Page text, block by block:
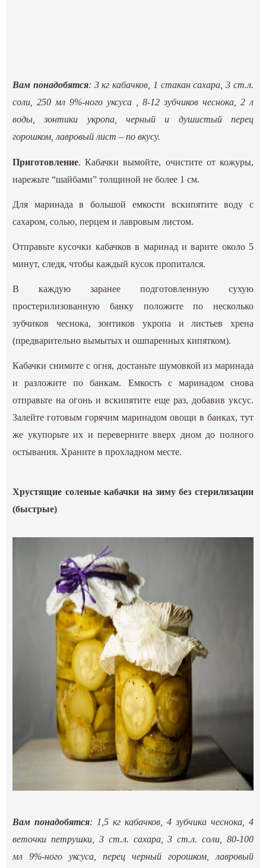
Вам понадобятся: 3 кг кабачков, 1 стакан сахара, 3 ст.л.
соли, 250 мл 9%-ного уксуса , 8-12 зубчиков чеснока, 2 л
воды, зонтики укропа, черный и душистый перец
горошком, лавровый лист – по вкусу.
Приготовление. Кабачки вымойте, очистите от кожуры,
нарежьте “шайбами” толщиной не более 1 см.
Для маринада в большой емкости вскипятите воду с
сахаром, солью, перцем и лавровым листом.
Отправьте кусочки кабачков в маринад и варите около 5
минут, следя, чтобы каждый кусок пропитался.
В каждую заранее подготовленную сухую
простерилизованную банку положите по несколько
зубчиков чеснока, зонтиков укропа и листьев хрена
(предварительно вымытых и ошпаренных кипятком).
Кабачки снимите с огня, достаньте шумовкой из маринада
и разложите по банкам. Емкость с маринадом снова
отправьте на огонь и вскипятите еще раз, добавив уксус.
Залейте готовым горячим маринадом овощи в банках, тут
же укупорьте их и переверните вверх дном до полного
остывания. Храните в прохладном месте.
Хрустящие соленые кабачки на зиму без стерилизации
(быстрые)
Вам понадобятся: 1,5 кг кабачков, 4 зубчика чеснока, 4
веточки петрушки, 3 ст.л. сахара, 3 ст.л. соли, 80-100
мл 9%-ного уксуса, перец черный горошком, лавровый